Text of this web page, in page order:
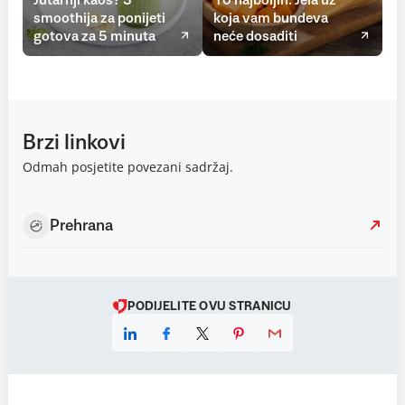
smoothija za ponijeti
gotova za 5 minuta
koja vam bundeva
neće dosaditi
Brzi linkovi
Odmah posjetite povezani sadržaj.
Prehrana
PODIJELITE OVU STRANICU